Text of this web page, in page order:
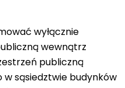
wyłącznie
wewnątrz
publiczną
sąsiedztwie budynków